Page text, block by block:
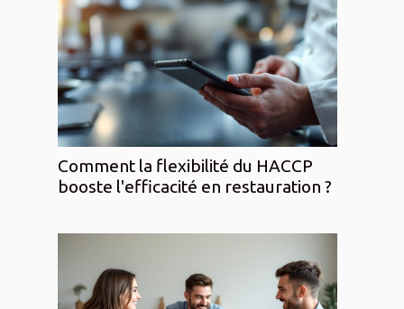
Comment la flexibilité du HACCP
booste l'efficacité en restauration ?